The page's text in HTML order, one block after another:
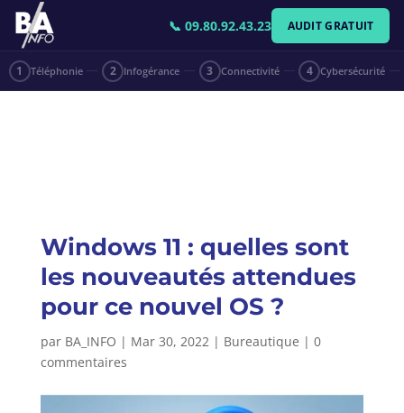
📞 09.80.92.43.23 AUDIT GRATUIT
1 Téléphonie 2 Infogérance 3 Connectivité 4 Cybersécurité
Windows 11 : quelles sont
les nouveautés attendues
pour ce nouvel OS ?
par BA_INFO | Mar 30, 2022| Bureautique | 0
commentaires